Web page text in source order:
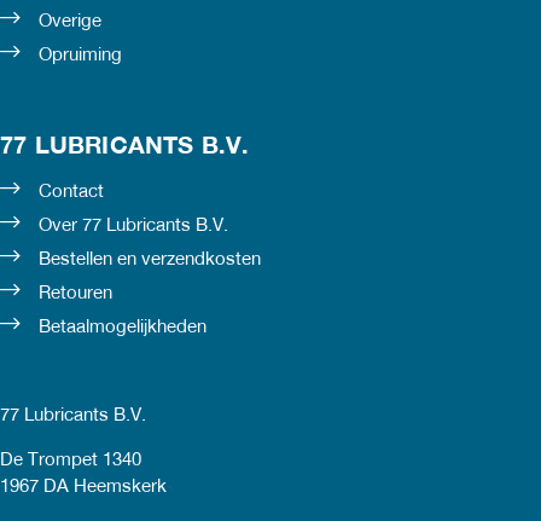
Overige
Opruiming
77 LUBRICANTS B.V.
Contact
Over 77 Lubricants B.V.
Bestellen en verzendkosten
Retouren
Betaalmogelijkheden
77 Lubricants B.V.
De Trompet 1340
1967 DA Heemskerk